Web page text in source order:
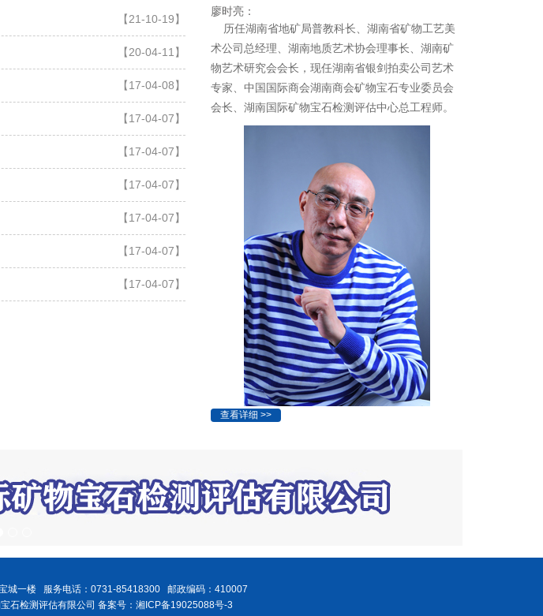
【21-10-19】
【20-04-11】
【17-04-08】
【17-04-07】
【17-04-07】
【17-04-07】
【17-04-07】
【17-04-07】
【17-04-07】
廖时亮：
历任湖南省地矿局普教科长、湖南省矿物工艺美
术公司总经理、湖南地质艺术协会理事长、湖南矿
物艺术研究会会长，现任湖南省银剑拍卖公司艺术
专家、中国国际商会湖南商会矿物宝石专业委员会
会长、湖南国际矿物宝石检测评估中心总工程师。
查看详细 >>
城一楼 服务电话：0731-85418300 邮政编码：410007
石检测评估有限公司 备案号：湘ICP备19025088号-3